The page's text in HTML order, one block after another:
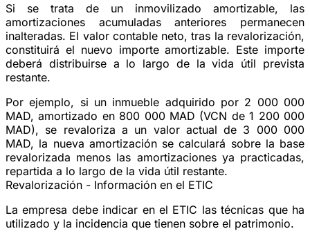
Si se trata de un inmovilizado amortizable, las
amortizaciones acumuladas anteriores permanecen
inalteradas. El valor contable neto, tras la revalorización,
constituirá el nuevo importe amortizable. Este importe
deberá distribuirse a lo largo de la vida útil prevista
restante.
Por ejemplo, si un inmueble adquirido por 2 000 000
MAD, amortizado en 800 000 MAD (VCN de 1 200 000
MAD), se revaloriza a un valor actual de 3 000 000
MAD, la nueva amortización se calculará sobre la base
revalorizada menos las amortizaciones ya practicadas,
repartida a lo largo de la vida útil restante.
Revalorización - Información en el ETIC
La empresa debe indicar en el ETIC las técnicas que ha
utilizado y la incidencia que tienen sobre el patrimonio.